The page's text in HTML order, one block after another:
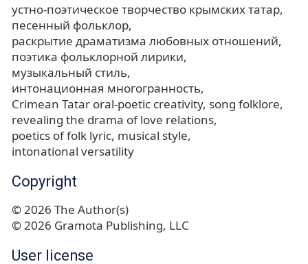
устно-поэтическое творчество крымских татар
песенный фольклор
раскрытие драматизма любовных отношений
поэтика фольклорной лирики
музыкальный стиль
интонационная многогранность
Crimean Tatar oral‑poetic creativity song folklore
revealing the drama of love relations
poetics of folk lyric musical style
intonational versatility
Copyright
© 2026 The Author(s)
© 2026 Gramota Publishing, LLC
User license